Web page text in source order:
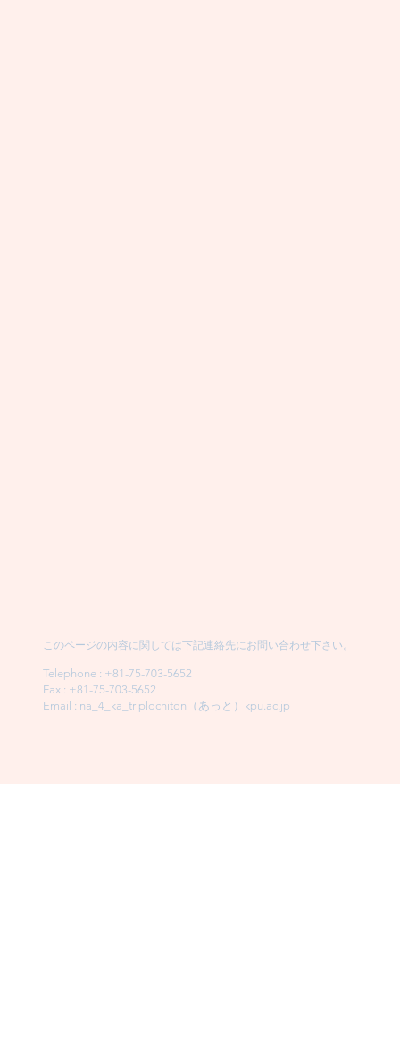
このページの内容に関しては下記連絡先にお問い合わせ下さい。
​Telephone : ​+81-75-703-5652
Fax : +81-75-703-5652
Email : na_4_ka_triplochiton（あっと）kpu.ac.jp